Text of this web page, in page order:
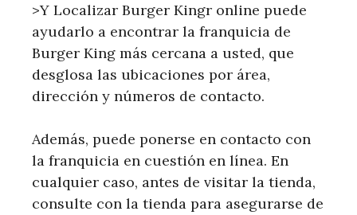
>Y Localizar Burger Kingr online puede
ayudarlo a encontrar la franquicia de
Burger King más cercana a usted, que
desglosa las ubicaciones por área,
dirección y números de contacto.
Además, puede ponerse en contacto con
la franquicia en cuestión en línea. En
cualquier caso, antes de visitar la tienda,
consulte con la tienda para asegurarse de